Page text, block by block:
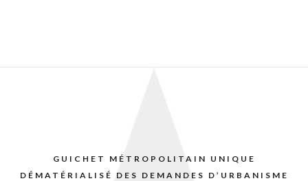
GUICHET MÉTROPOLITAIN UNIQUE
DÉMATÉRIALISÉ DES DEMANDES D’URBANISME